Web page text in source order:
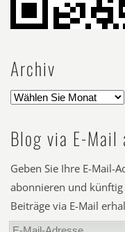
Archiv
Blog via E-Mail
Geben Sie Ihre E-Mail-
abonnieren und
Beiträge via E-Mail
E-